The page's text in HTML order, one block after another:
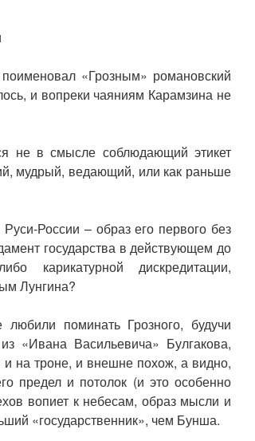
«Грозным» романовский
и вопреки чаяниям Карамзина не
не в смысле соблюдающий этикет
мудрый, ведающий, или как раньше
России – образ его первого без
государства в действующем до
карикатурной дискредитации,
Лунгина?
поминать Грозного, будучи
«Ивана Васильевича» Булгакова,
на троне, и внешне похож, а видно,
предел и потолок (и это особенно
вопиет к небесам, образ мысли и
«государственник», чем Бунша.